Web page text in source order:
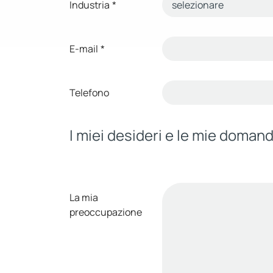
Industria *
E-mail *
Telefono
I miei desideri e le mie
La mia
preoccupazione